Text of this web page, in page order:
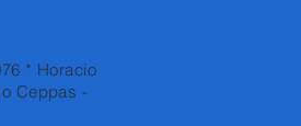
* Horacio
Ceppas -